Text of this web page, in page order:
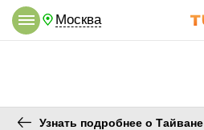
Москва
Узнать подробнее о Тайване